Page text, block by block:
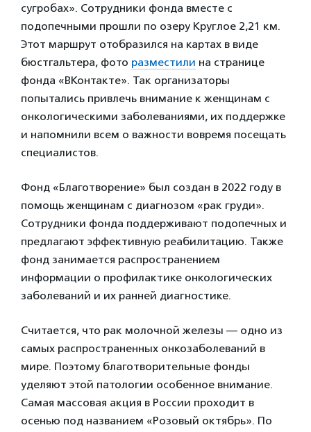
сугробах». Сотрудники фонда вместе с
подопечными прошли по озеру Круглое 2,21 км.
Этот маршрут отобразился на картах в виде
бюстгальтера, фото разместили на странице
фонда «ВКонтакте». Так организаторы
попытались привлечь внимание к женщинам с
онкологическими заболеваниями, их поддержке
и напомнили всем о важности вовремя посещать
специалистов.
Фонд «Благотворение» был создан в 2022 году в
помощь женщинам с диагнозом «рак груди».
Сотрудники фонда поддерживают подопечных и
предлагают эффективную реабилитацию. Также
фонд занимается распространением
информации о профилактике онкологических
заболеваний и их ранней диагностике.
Считается, что рак молочной железы — одно из
самых распространенных онкозаболеваний в
мире. Поэтому благотворительные фонды
уделяют этой патологии особенное внимание.
Самая массовая акция в России проходит в
осенью под названием «Розовый октябрь». По